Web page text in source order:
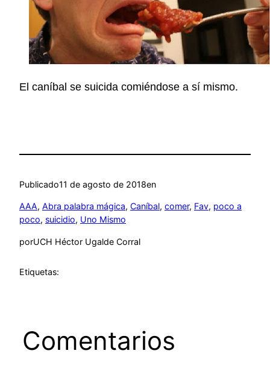
El caníbal se suicida comiéndose a sí mismo.
Publicado11 de agosto de 2018en
AAA, Abra palabra mágica, Caníbal, comer, Fav, poco a
poco, suicidio, Uno Mismo
porUCH Héctor Ugalde Corral
Etiquetas:
Comentarios